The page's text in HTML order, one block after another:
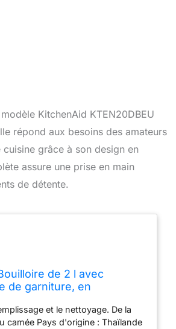
KitchenAid KTEN20DBEU
répond aux besoins des amateurs
grâce à son design en
assure une prise en main
de détente.
de 2 l avec
de garniture, en
et le nettoyage. De la
camée Pays d'origine : Thaïlande